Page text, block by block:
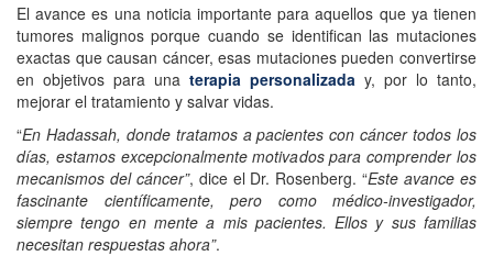
El avance es una noticia importante para aquellos que ya tienen
tumores malignos porque cuando se identifican las mutaciones
exactas que causan cáncer, esas mutaciones pueden convertirse
en objetivos para una terapia personalizada y, por lo tanto,
mejorar el tratamiento y salvar vidas.
“En Hadassah, donde tratamos a pacientes con cáncer todos los
días, estamos excepcionalmente motivados para comprender los
mecanismos del cáncer”, dice el Dr. Rosenberg. “Este avance es
fascinante científicamente, pero como médico-investigador,
siempre tengo en mente a mis pacientes. Ellos y sus familias
necesitan respuestas ahora”.